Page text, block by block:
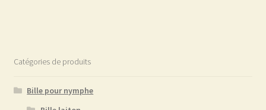
Catégories de produits
Bille pour nymphe